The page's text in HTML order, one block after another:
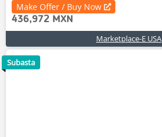
Make Offer / Buy Now
436,972 MXN
Marketplace-E USA
Subasta